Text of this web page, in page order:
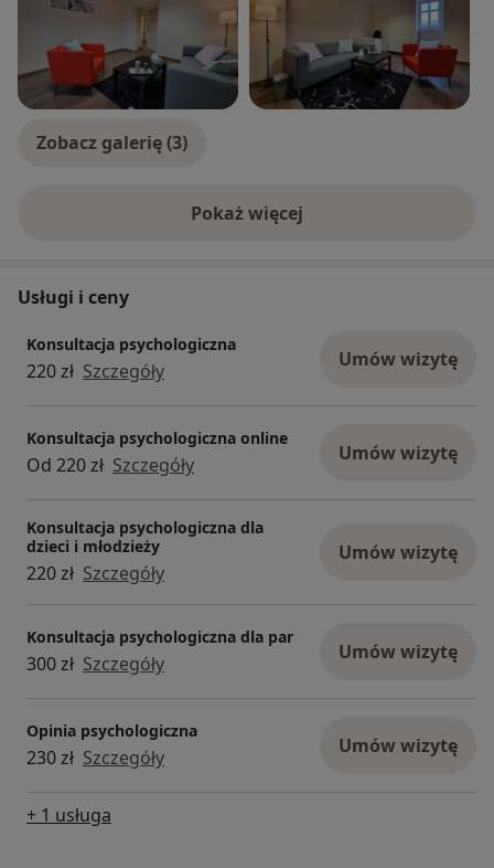
Zobacz galerię (3)
Pokaż więcejo doświadczeniu
Usługi i ceny
Konsultacja psychologiczna
220 zł Szczegóły Umów wizytę
Konsultacja psychologiczna online
Od 220 zł Szczegóły Umów wizytę
Konsultacja psychologiczna dla
dzieci i młodzieży
220 zł Szczegóły
Umów wizytę
Konsultacja psychologiczna dla par
300 zł Szczegóły Umów wizytę
Opinia psychologiczna
230 zł Szczegóły Umów wizytę
+ 1 usługa